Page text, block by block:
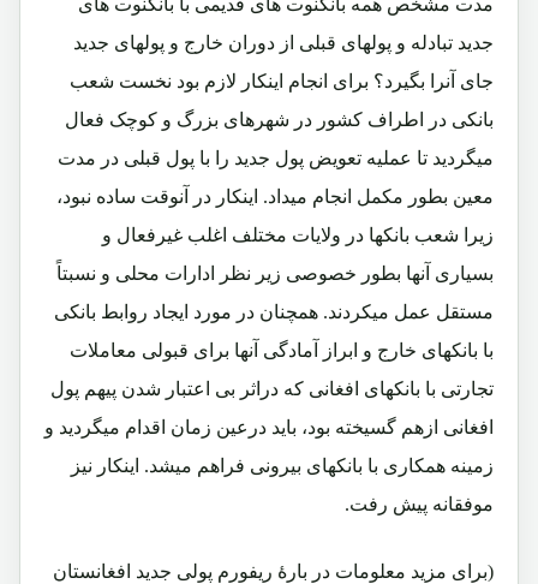
مدت مشخص همه بانکنوت های قدیمی با بانکنوت های
جدید تبادله و پولهای قبلی از دوران خارج و پولهای جدید
جای آنرا بگیرد؟ برای انجام اینکار لازم بود نخست شعب
بانکی در اطراف کشور در شهرهای بزرگ و کوچک فعال
میگردید تا عملیه تعویض پول جدید را با پول قبلی در مدت
معین بطور مکمل انجام میداد. اینکار در آنوقت ساده نبود،
زیرا شعب بانکها در ولایات مختلف اغلب غیرفعال و
بسیاری آنها بطور خصوصی زیر نظر ادارات محلی و نسبتاً
مستقل عمل میکردند. همچنان در مورد ایجاد روابط بانکی
با بانکهای خارج و ابراز آمادگی آنها برای قبولی معاملات
تجارتی با بانکهای افغانی که دراثر بی اعتبار شدن پیهم پول
افغانی ازهم گسیخته بود، باید درعین زمان اقدام میگردید و
زمینه همکاری با بانکهای بیرونی فراهم میشد. اینکار نیز
موفقانه پیش رفت.
(برای مزید معلومات در بارۀ ریفورم پولی جدید افغانستان